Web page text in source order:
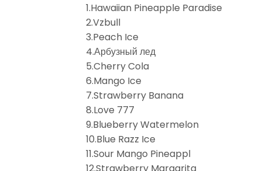
1.Hawaiian Pineapple Paradise
2.Vzbull
3.Peach Ice
4.Арбузный лед
5.Cherry Cola
6.Mango Ice
7.Strawberry Banana
8.Love 777
9.Blueberry Watermelon
10.Blue Razz Ice
11.Sour Mango Pineappl